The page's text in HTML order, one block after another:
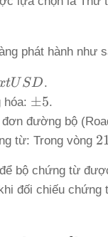
phát hành như
tUSD.
hóa: \pm
5%
±5.
đường bộ
từ: Trong vòng
bộ chứng từ
đối chiếu